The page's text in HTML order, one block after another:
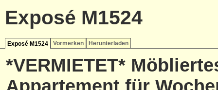
Exposé M1524
Exposé M1524 Vormerken Herunterladen
*VERMIETET*